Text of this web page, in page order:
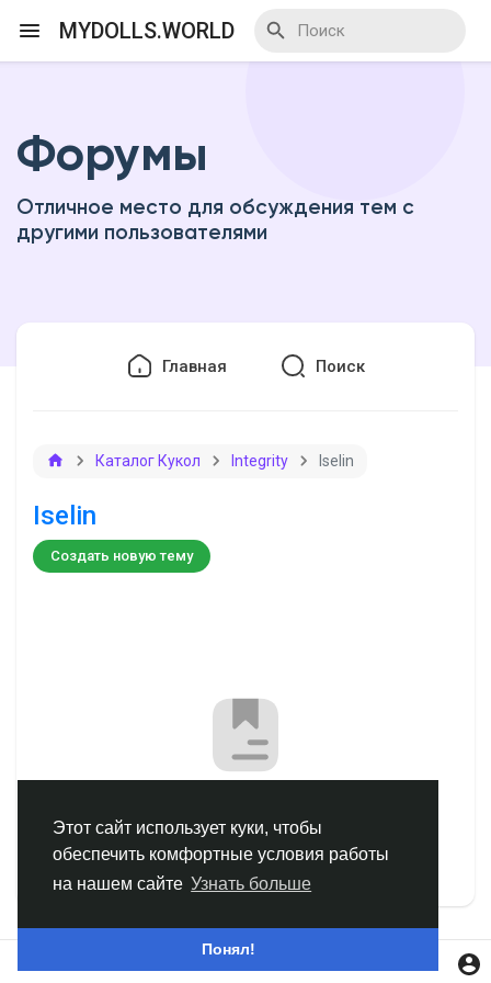
Этот сайт использует куки, чтобы
обеспечить комфортные условия работы
на нашем сайте Узнать больше
Понял!
MYDOLLS.WORLD
Я организатор
Смотреть Группы
Смотреть Страницы
Найти сообщения
Форумы
Отличное место для обсуждения тем с
другими пользователями
Главная Поиск
Каталог Кукол Integrity Iselin
Iselin
Создать новую тему